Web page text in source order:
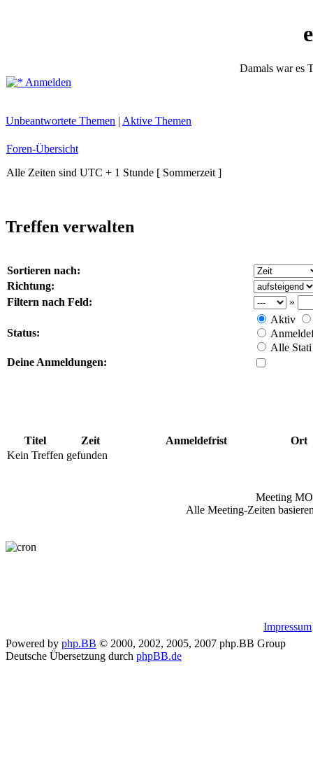
Damals war es
Anmelden
Unbeantwortete Themen | Aktive Themen
Foren-Übersicht
Alle Zeiten sind UTC + 1 Stunde [ Sommerzeit ]
Treffen verwalten
Sortieren nach:
Richtung:
Filtern nach Feld:
»
Status:
Aktiv
Alle Stati
Deine Anmeldungen:
Titel Zeit Anmeldefrist
Ort
Kein Treffen gefunden
Meeting
Alle Meeting-Zeiten
Impressum
Powered by php.BB © 2000, 2002, 2005, 2007 php.BB Group
Deutsche Übersetzung durch phpBB.de